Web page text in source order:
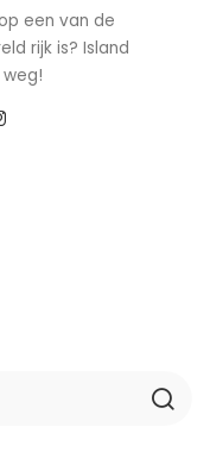
een van de
rijk is? Island